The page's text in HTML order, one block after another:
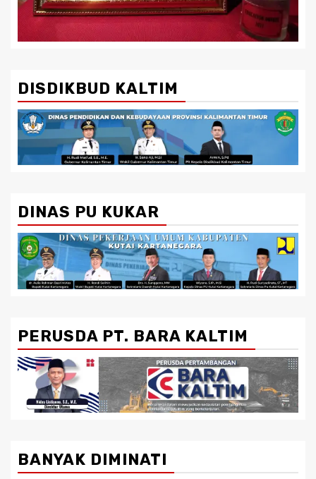
DISDIKBUD KALTIM
DINAS PU KUKAR
PERUSDA PT. BARA KALTIM
BANYAK DIMINATI